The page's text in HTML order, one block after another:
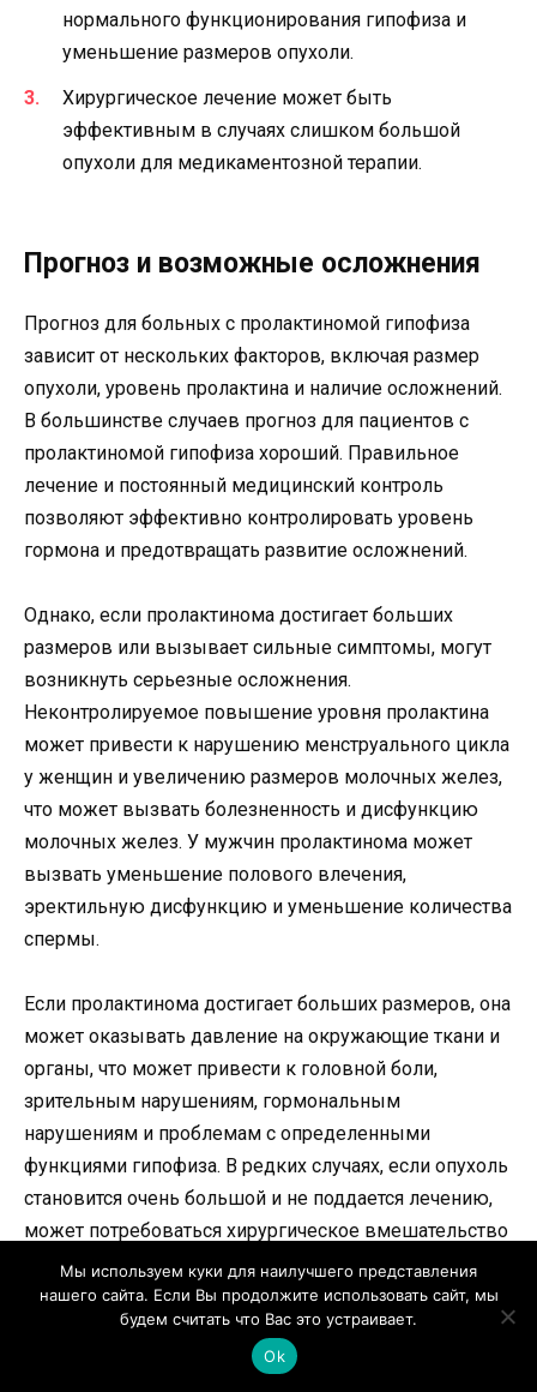
нормального функционирования гипофиза и
уменьшение размеров опухоли.
Хирургическое лечение может быть
эффективным в случаях слишком большой
опухоли для медикаментозной терапии.
Прогноз и возможные осложнения
Прогноз для больных с пролактиномой гипофиза
зависит от нескольких факторов, включая размер
опухоли, уровень пролактина и наличие осложнений.
В большинстве случаев прогноз для пациентов с
пролактиномой гипофиза хороший. Правильное
лечение и постоянный медицинский контроль
позволяют эффективно контролировать уровень
гормона и предотвращать развитие осложнений.
Однако, если пролактинома достигает больших
размеров или вызывает сильные симптомы, могут
возникнуть серьезные осложнения.
Неконтролируемое повышение уровня пролактина
может привести к нарушению менструального цикла
у женщин и увеличению размеров молочных желез,
что может вызвать болезненность и дисфункцию
молочных желез. У мужчин пролактинома может
вызвать уменьшение полового влечения,
эректильную дисфункцию и уменьшение количества
спермы.
Если пролактинома достигает больших размеров, она
может оказывать давление на окружающие ткани и
органы, что может привести к головной боли,
зрительным нарушениям, гормональным
нарушениям и проблемам с определенными
функциями гипофиза. В редких случаях, если опухоль
становится очень большой и не поддается лечению,
может потребоваться хирургическое вмешательство
для ее удаления.
Профилактика пролактиномы
Мы используем куки для наилучшего представления
нашего сайта. Если Вы продолжите использовать сайт, мы
будем считать что Вас это устраивает.
Ok